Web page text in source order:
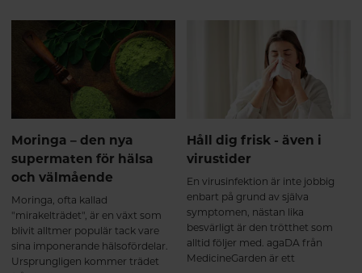
och PMS Kombinationen av
KSM66 och saffran kan även
lindra klimakteriebesvär och
PMS-symptom. Många upplever:
Ökad energi och libido Minskade
besvär kopplade till hormonella
svängningar Bättre känsla av
och vetenskapligt stöd KSM66
GOLD är välstuderat med över 60
publicerade studier och mer än
som placebo Endast milda och
tillfälliga biverkningar
rapporterade Dokumenterad
effekt på stress, energi och
hormonbalans *Ashwagandha
ensam. Här är tips för att hålla
igång semestermagen.
Moringa – den nya
supermaten för hälsa
och välmående
Moringa, ofta kallad
"mirakelträdet", är en växt som
blivit alltmer populär tack vare
sina imponerande hälsofördelar.
Ursprungligen kommer trädet
Håll dig frisk - även i
virustider
En virusinfektion är inte jobbig
enbart på grund av själva
symptomen, nästan lika
besvärligt är den trötthet som
alltid följer med. agaDA från
MedicineGarden är ett